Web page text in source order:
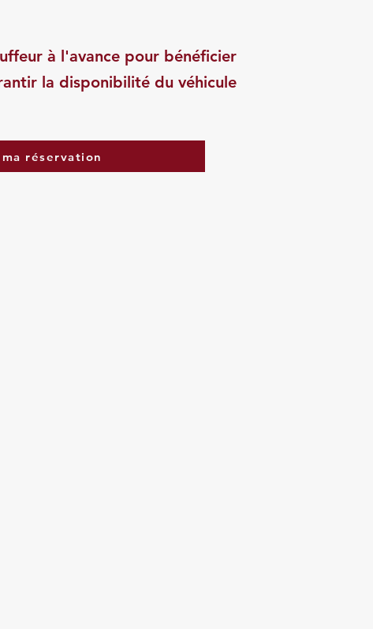
à l'avance pour bénéficier
la disponibilité du véhicule
réservation